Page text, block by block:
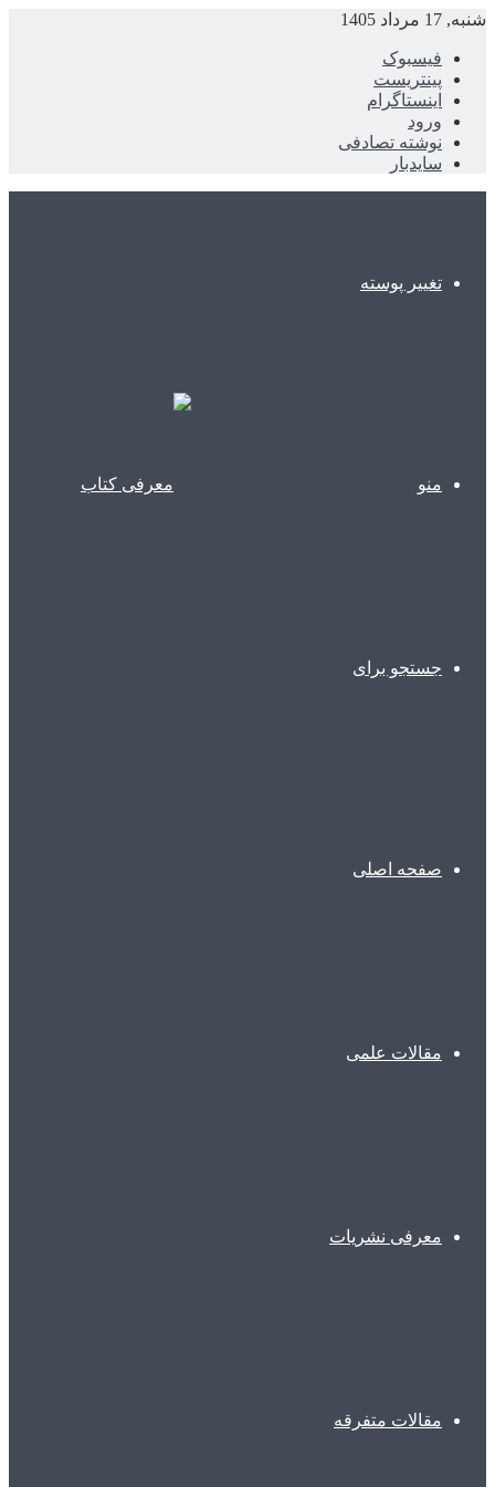
شنبه, 17 مرداد 1405
فیسبوک
پینتریست
اینستاگرام
ورود
نوشته تصادفی
سایدبار
تغییر پوسته
منو
جستجو برای
صفحه اصلی
مقالات علمی
معرفی نشریات
مقالات متفرقه